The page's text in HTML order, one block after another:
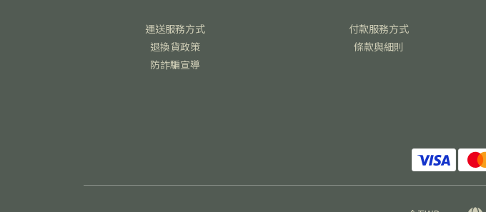
運送服務方式
退換貨政策
防詐騙宣導
付款服務方式
條款與細則